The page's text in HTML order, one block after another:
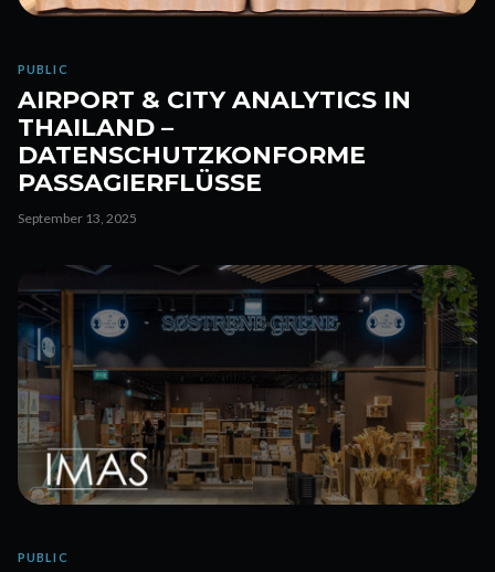
PUBLIC
AIRPORT & CITY ANALYTICS IN
THAILAND –
DATENSCHUTZKONFORME
PASSAGIERFLÜSSE
September 13, 2025
PUBLIC